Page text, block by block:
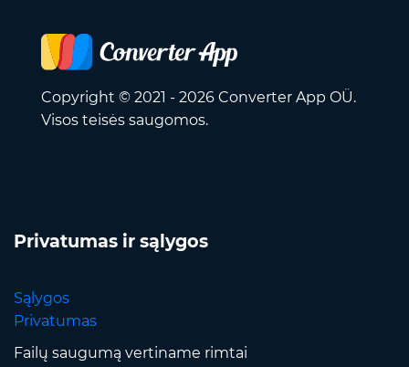
Copyright © 2021 - 2026 Converter App OÜ.
Visos teisės saugomos.
Privatumas ir sąlygos
Sąlygos
Privatumas
Failų saugumą vertiname rimtai